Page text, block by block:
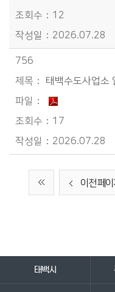
12
2026.07.28
756
태백수도사업
17
2026.07.28
이전 페이
태백시